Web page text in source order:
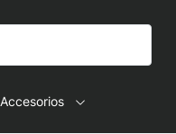
Accesorios